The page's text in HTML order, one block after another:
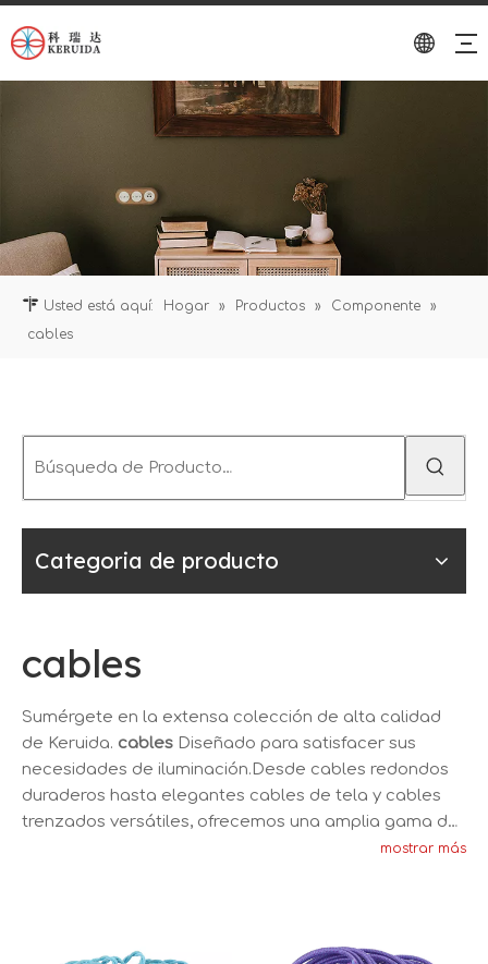
Usted está aquí: Hogar » Productos » Componente
»
cables
Categoria de producto
cables
Sumérgete en la extensa colección de alta calidad
de Keruida. cables Diseñado para satisfacer sus
necesidades de iluminación.Desde cables redondos
duraderos hasta elegantes cables de tela y cables
trenzados versátiles, ofrecemos una amplia gama de
opciones que se adaptan a diversas preferencias
mostrar más